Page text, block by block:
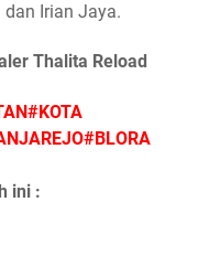
dan Irian Jaya.
Thalita Reload
ini :